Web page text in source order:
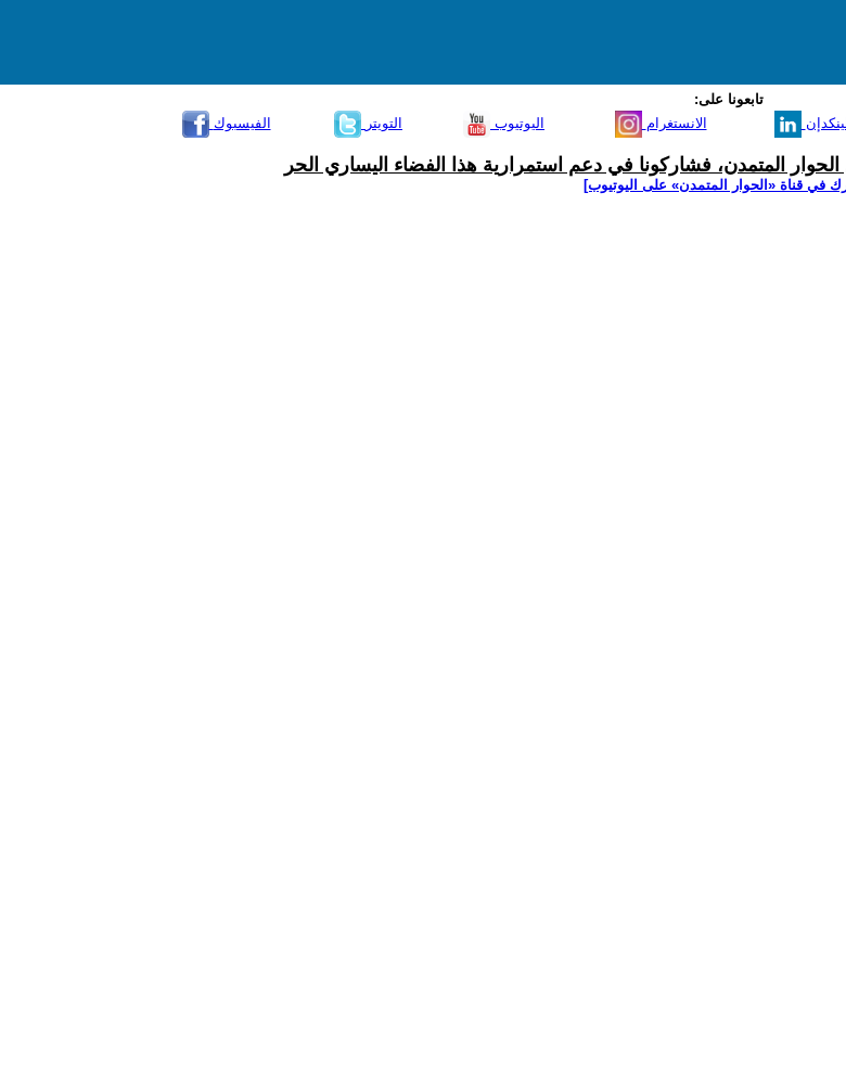
تابعونا على:
الفيسبوك
التويتر اليوتيوب الانستغرام
المتمدن، فشاركونا في دعم استمرارية هذا الفضاء اليساري الحر
في قناة ‫«الحوار المتمدن» على اليوتيوب]